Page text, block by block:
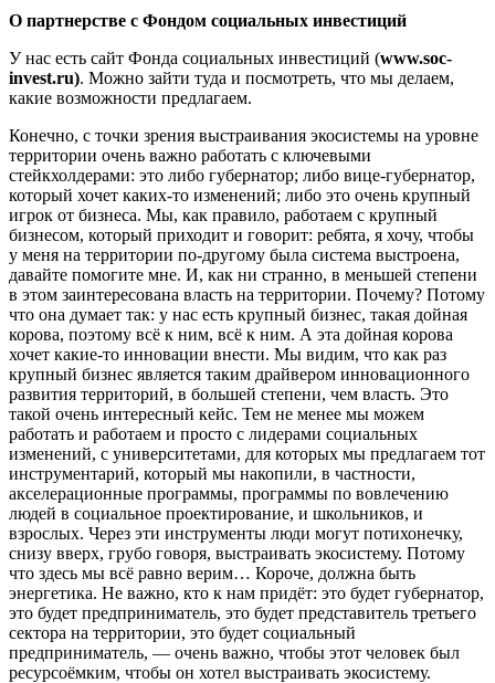
О партнерстве с Фондом социальных инвестиций
У нас есть сайт Фонда социальных инвестиций (www.soc-
invest.ru). Можно зайти туда и посмотреть, что мы делаем,
какие возможности предлагаем.
Конечно, с точки зрения выстраивания экосистемы на уровне
территории очень важно работать с ключевыми
стейкхолдерами: это либо губернатор; либо вице-губернатор,
который хочет каких-то изменений; либо это очень крупный
игрок от бизнеса. Мы, как правило, работаем с крупный
бизнесом, который приходит и говорит: ребята, я хочу, чтобы
у меня на территории по-другому была система выстроена,
давайте помогите мне. И, как ни странно, в меньшей степени
в этом заинтересована власть на территории. Почему? Потому
что она думает так: у нас есть крупный бизнес, такая дойная
корова, поэтому всё к ним, всё к ним. А эта дойная корова
хочет какие-то инновации внести. Мы видим, что как раз
крупный бизнес является таким драйвером инновационного
развития территорий, в большей степени, чем власть. Это
такой очень интересный кейс. Тем не менее мы можем
работать и работаем и просто с лидерами социальных
изменений, с университетами, для которых мы предлагаем тот
инструментарий, который мы накопили, в частности,
акселерационные программы, программы по вовлечению
людей в социальное проектирование, и школьников, и
взрослых. Через эти инструменты люди могут потихонечку,
снизу вверх, грубо говоря, выстраивать экосистему. Потому
что здесь мы всё равно верим… Короче, должна быть
энергетика. Не важно, кто к нам придёт: это будет губернатор,
это будет предприниматель, это будет представитель третьего
сектора на территории, это будет социальный
предприниматель, — очень важно, чтобы этот человек был
ресурсоёмким, чтобы он хотел выстраивать экосистему.